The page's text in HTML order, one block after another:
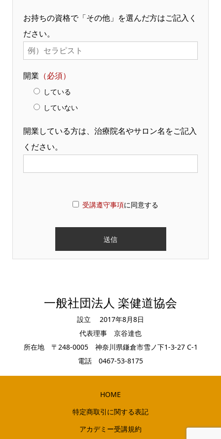
お持ちの資格で「その他」を選んだ方はご記入く
ださい。
開業 （必須）
している
していない
開業している方は、治療院名やサロン名をご記入
ください。
受講遵守事項に同意する
一般社団法人 楽健道協会
設立 2017年8月8日
代表理事 京谷達也
所在地 〒248-0005 神奈川県鎌倉市雪ノ下1-3-27 C-1
電話 0467-53-8175
HOME
特定商取引に関する表記
アカデミー受講規約